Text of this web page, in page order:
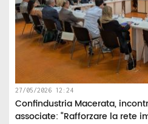
27/05/2026 12:24
Confindustria Macerata,
associate: “Rafforzare la rete